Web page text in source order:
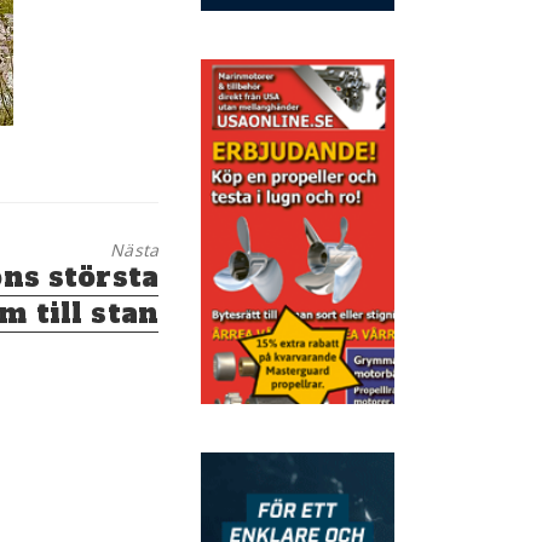
Nästa
största
till stan